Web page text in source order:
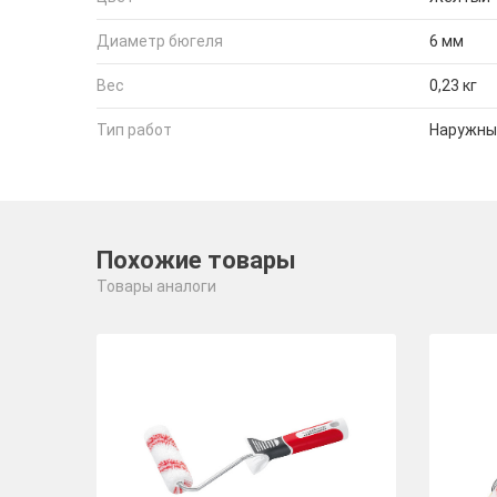
Диаметр бюгеля 6 мм
Вес 0,23 кг
Тип работ
Похожие товары
Товары аналоги